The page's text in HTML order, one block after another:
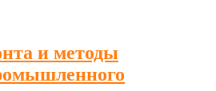
и методы